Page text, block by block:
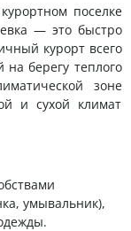
поселке
— это быстро
курорт всего
берегу теплого
зоне
и сухой климат
умывальник),